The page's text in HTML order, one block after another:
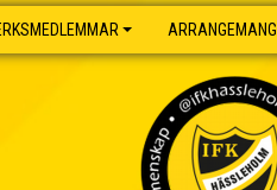
ARRANGEMANG